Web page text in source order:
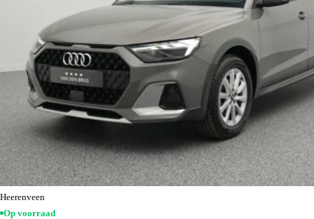
Heerenveen
Op voorraad